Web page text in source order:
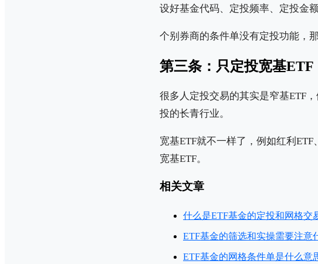
设好基金代码、定投频率、定投金
个别券商的条件单没有定投功能，
第三条：只定投宽基ETF
很多人定投交易的其实是窄基ETF
投的长青行业。
宽基ETF就不一样了，例如红利
宽基ETF。
相关文章
什么是ETF基金的定投和网格交
ETF基金的筛选和实操需要注意
ETF基金的网格条件单是什么意